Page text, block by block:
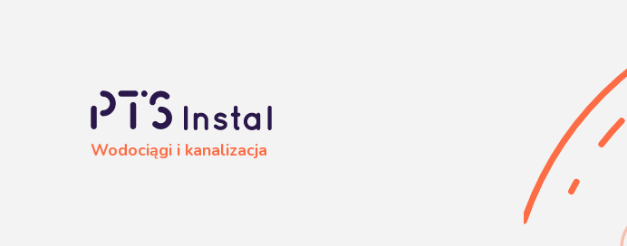
Wodociągi i kanalizacja